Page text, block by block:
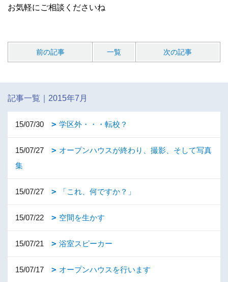
お気軽にご相談くださいね
前の記事 一覧 次の記事
記事一覧｜2015年7月
15/07/30 学区外・・・転校？
15/07/27
オープンハウスが終わり、撮影、そして写真
集
15/07/27 「これ、何ですか？」
15/07/22 空間を生かす
15/07/21 浴室スピーカー
15/07/17 オープンハウスを行います